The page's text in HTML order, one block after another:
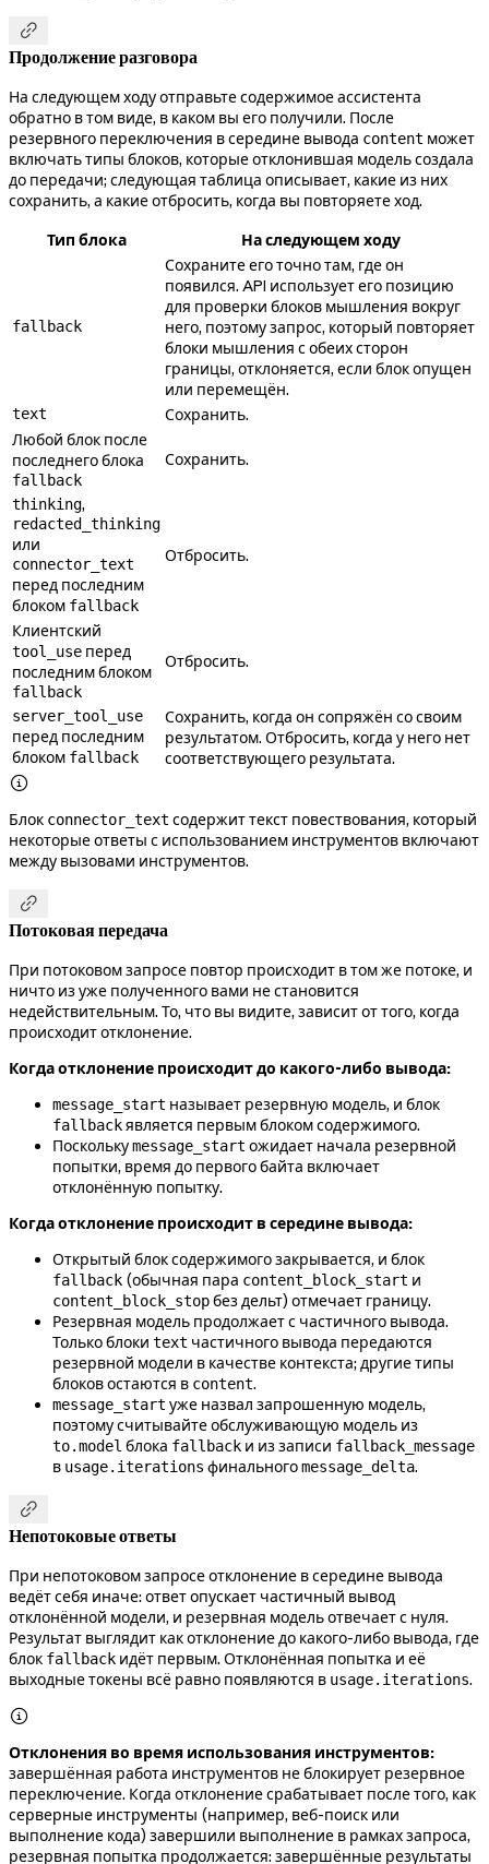

Продолжение разговора
На следующем ходу отправьте содержимое ассистента
обратно в том виде, в каком вы его получили. После
резервного переключения в середине вывода content может
включать типы блоков, которые отклонившая модель создала
до передачи; следующая таблица описывает, какие из них
сохранить, а какие отбросить, когда вы повторяете ход.
Тип блока
На следующем ходу
fallback
Сохраните его точно там, где он
появился. API использует его позицию
для проверки блоков мышления вокруг
него, поэтому запрос, который повторяет
блоки мышления с обеих сторон
границы, отклоняется, если блок опущен
или перемещён.
text
Сохранить.
Любой блок после
последнего блока
fallback
Сохранить.
thinking,
redacted_thinking
или
connector_text
перед последним
блоком fallback
Отбросить.
Клиентский
tool_use перед
последним блоком
fallback
Отбросить.
server_tool_use
перед последним
блоком fallback
Сохранить, когда он сопряжён со своим
результатом. Отбросить, когда у него нет
соответствующего результата.

Блок connector_text содержит текст повествования, который
некоторые ответы с использованием инструментов включают
между вызовами инструментов.

Потоковая передача
При потоковом запросе повтор происходит в том же потоке, и
ничто из уже полученного вами не становится
недействительным. То, что вы видите, зависит от того, когда
происходит отклонение.
Когда отклонение происходит до какого-либо вывода:
message_start называет резервную модель, и блок
fallbackявляется первым блоком содержимого.
Посколькуmessage_start ожидает начала резервной
попытки, время до первого байта включает
отклонённую попытку.
Когда отклонение происходит в середине вывода:
Открытый блок содержимого закрывается, и блок
fallback (обычная пара content_block_start и
content_block_stopбез дельт) отмечает границу.
Резервная модель продолжает с частичного вывода.
Только блоки text частичного вывода передаются
резервной модели в качестве контекста; другие типы
блоков остаются в content.
message_start уже назвал запрошенную модель,
поэтому считывайте обслуживающую модель из
to.model блока fallback и из записи fallback_message
в usage.iterations финальногоmessage_delta.

Непотоковые ответы
При непотоковом запросе отклонение в середине вывода
ведёт себя иначе: ответ опускает частичный вывод
отклонённой модели, и резервная модель отвечает с нуля.
Результат выглядит как отклонение до какого-либо вывода, где
блок fallback идёт первым. Отклонённая попытка и её
выходные токены всё равно появляются в usage.iterations.

Отклонения во время использования инструментов:
завершённая работа инструментов не блокирует резервное
переключение. Когда отклонение срабатывает после того, как
серверные инструменты (например, веб-поиск или
выполнение кода) завершили выполнение в рамках запроса,
резервная попытка продолжается: завершённые результаты